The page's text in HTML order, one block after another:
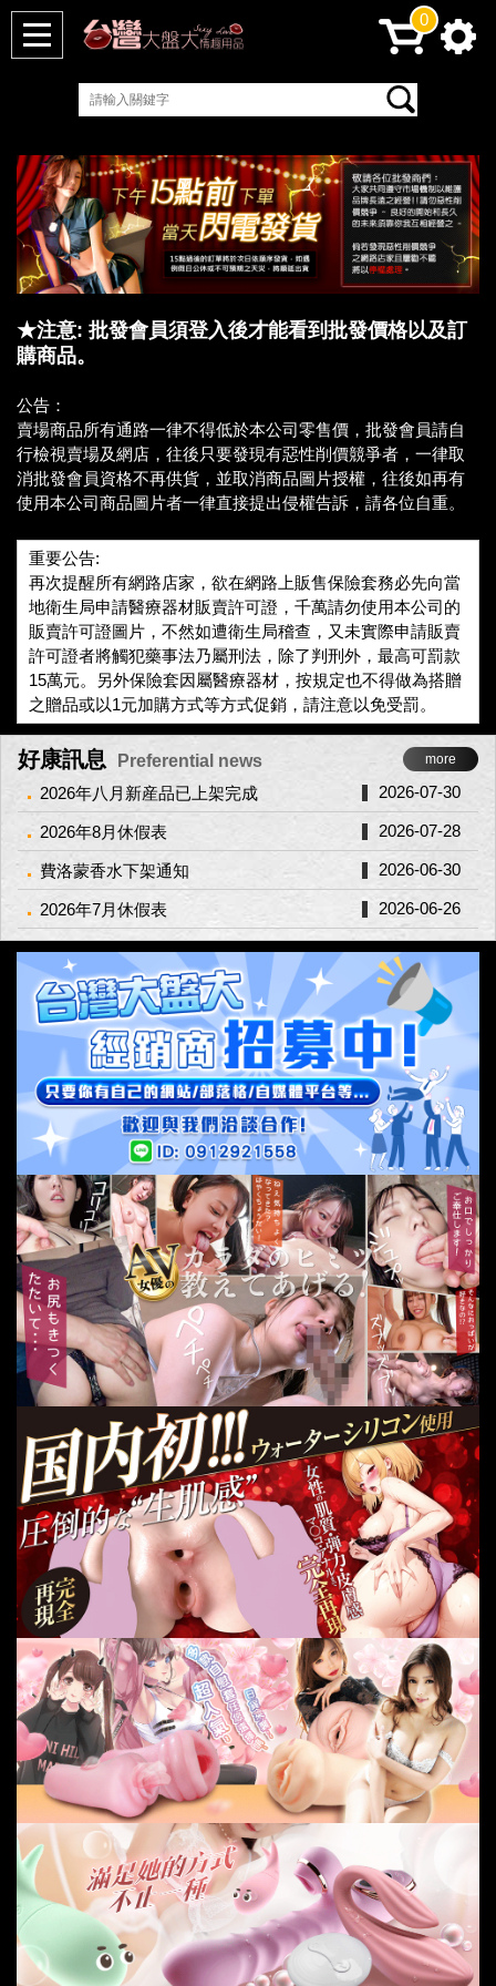
★注意: 批發會員須登入後才能看到批發價格以及訂
購商品。
公告：
賣場商品所有通路一律不得低於本公司零售價，批發會員請自
行檢視賣場及網店，往後只要發現有惡性削價競爭者，一律取
消批發會員資格不再供貨，並取消商品圖片授權，往後如再有
使用本公司商品圖片者一律直接提出侵權告訴，請各位自重。
重要公告:
再次提醒所有網路店家，欲在網路上販售保險套務必先向當
地衛生局申請醫療器材販賣許可證，千萬請勿使用本公司的
販賣許可證圖片，不然如遭衛生局稽查，又未實際申請販賣
許可證者將觸犯藥事法乃屬刑法，除了判刑外，最高可罰款
15萬元。另外保險套因屬醫療器材，按規定也不得做為搭贈
之贈品或以1元加購方式等方式促銷，請注意以免受罰。
好康訊息 Preferential news more
2026年八月新産品已上架完成 2026-07-30
2026年8月休假表 2026-07-28
費洛蒙香水下架通知 2026-06-30
2026年7月休假表 2026-06-26
0